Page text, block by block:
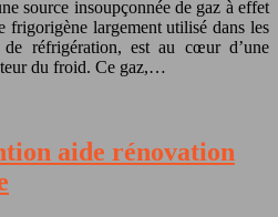
source insoupçonnée de gaz à effet
frigorigène largement utilisé dans les
de réfrigération, est au cœur d’une
du froid. Ce gaz,…
aide rénovation